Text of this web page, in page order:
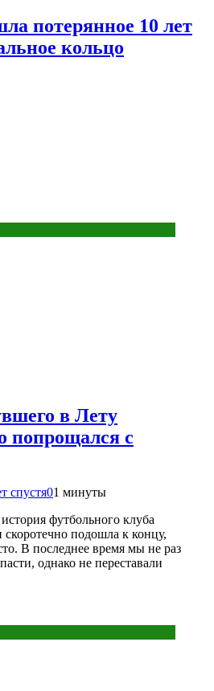
потерянное 10 лет
кольцо
в Лету
попрощался с
спустя01 минуты
футбольного клуба
подошла к концу,
В последнее время мы не раз
однако не переставали